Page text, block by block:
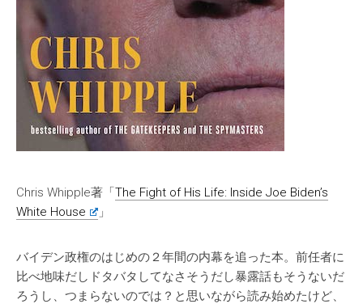
Chris Whipple著「The Fight of His Life: Inside Joe Biden’s
White House
」
バイデン政権のはじめの２年間の内幕を追った本。前任者に
比べ地味だしドタバタしてなさそうだし暴露話もそうないだ
ろうし、つまらないのでは？と思いながら読み始めたけど、